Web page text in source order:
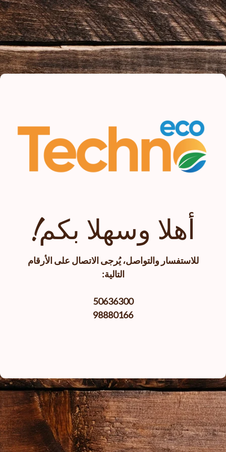
أهلا وسهلا بكم!
للاستفسار والتواصل، يُرجى الاتصال على الأرقام
التالية:
50636300
98880166